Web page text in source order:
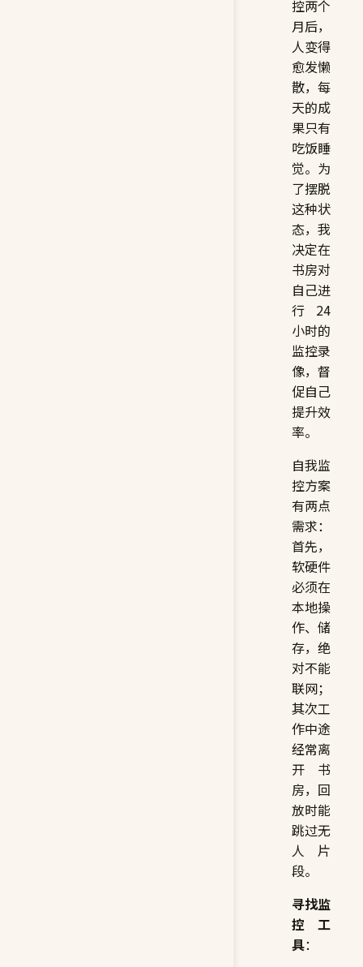
控两个
月后，
人变得
愈发懒
散，每
天的成
果只有
吃饭睡
觉。为
了摆脱
这种状
态，我
决定在
书房对
自己进
行 24
小时的
监控录
像，督
促自己
提升效
率。
自我监
控方案
有两点
需求：
首先，
软硬件
必须在
本地操
作、储
存，绝
对不能
联网；
其次工
作中途
经常离
开书
房，回
放时能
跳过无
人片
段。
寻找监
控工
具：